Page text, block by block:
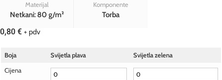
Materijal
Netkani: 80 g/m²
Komponente
Torba
0,80 € + pdv
Boja Svijetla plava
Svijetla zelena
Cijena